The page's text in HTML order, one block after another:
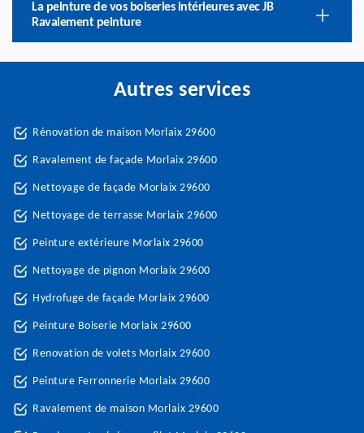
La peinture de vos boiseries intérieures avec JB
Ravalement peinture
Autres services
Rénovation de maison Morlaix 29600
Ravalement de façade Morlaix 29600
Nettoyage de façade Morlaix 29600
Nettoyage de terrasse Morlaix 29600
Peinture extérieure Morlaix 29600
Nettoyage de pignon Morlaix 29600
Hydrofuge de façade Morlaix 29600
Peinture Boiserie Morlaix 29600
Renovation de volets Morlaix 29600
Peinture Ferronnerie Morlaix 29600
Ravalement de maison Morlaix 29600